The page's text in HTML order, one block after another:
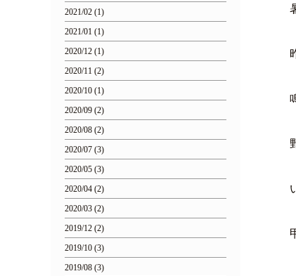
2021/02 (1)
2021/01 (1)
2020/12 (1)
2020/11 (2)
2020/10 (1)
2020/09 (2)
2020/08 (2)
2020/07 (3)
2020/05 (3)
2020/04 (2)
2020/03 (2)
2019/12 (2)
2019/10 (3)
2019/08 (3)